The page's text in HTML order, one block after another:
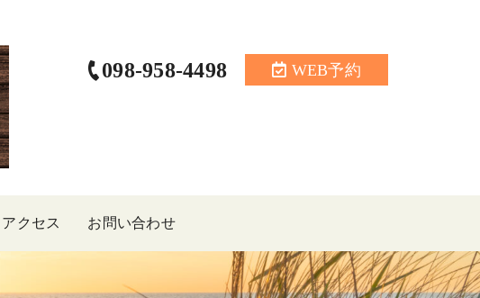
098-958-4498 WEB予約
アクセス お問い合わせ